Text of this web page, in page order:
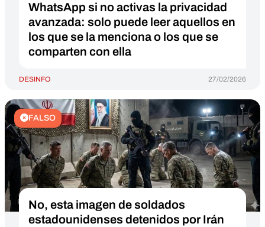
WhatsApp si no activas la privacidad
avanzada: solo puede leer aquellos en
los que se la menciona o los que se
comparten con ella
DESINFO 27/02/2026
FALSO
No, esta imagen de soldados
estadounidenses detenidos por Irán